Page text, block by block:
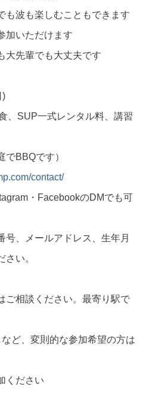
も波も楽しむこともできます
加いただけます
大先輩でも大丈夫です
)
SUP一式レンタル料、講習
BBQです）
contact/
・FacebookのDMでも可
号、メールアドレス、生年月
さい。
相談ください。最寄り駅で
ど、変則的な参加希望の方は
ください